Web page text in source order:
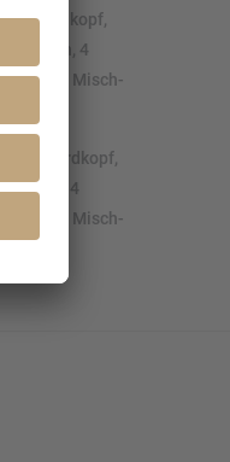
4-Loch, 4
Misch-
Standardkopf,
2-Loch, 4
Misch-